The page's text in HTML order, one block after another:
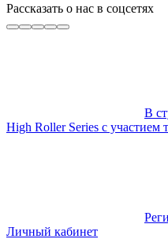
Рассказать о нас в соцсетях
В
High Roller Series с участием
Личный кабинет